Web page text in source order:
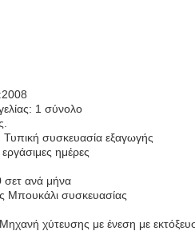
1 σύνολο
συσκευασία εξαγωγής
ημέρες
σετ ανά μήνα
Μπουκάλι συσκευασίας
χύτευσης με ένεση με